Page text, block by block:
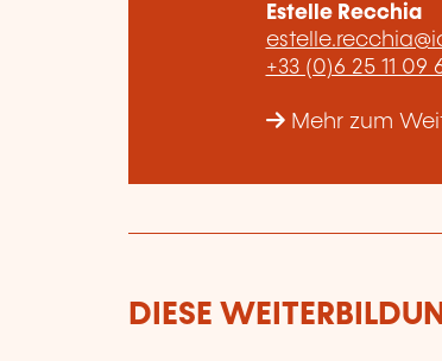
Estelle Recchia
+33 (0)6 25 11 09
Mehr zum
DIESE